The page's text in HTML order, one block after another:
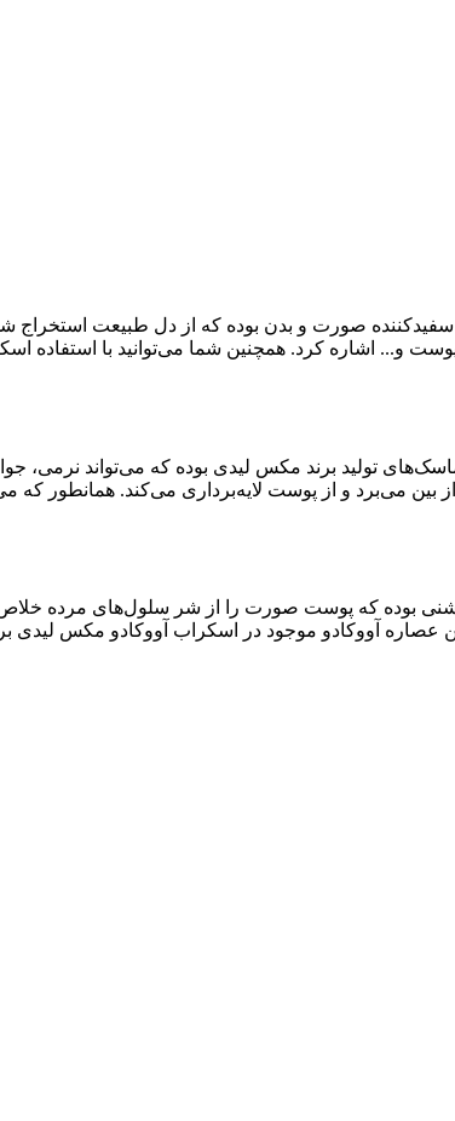
صورت و بدن بوده که از دل طبیعت
و... اشاره کرد. همچنین شما می‌توانید با
تولید برند مکس لیدی بوده که می‌تواند نرمی،
بین می‌برد و از پوست لایه‌برداری می‌کند.
بوده که پوست صورت را از شر سلول‌های مرده خلاص